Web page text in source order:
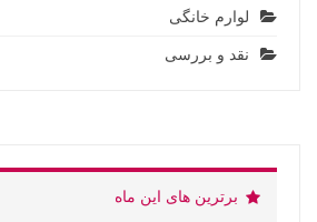
لوارم خانگی
نقد و بررسی
برترین های این ماه